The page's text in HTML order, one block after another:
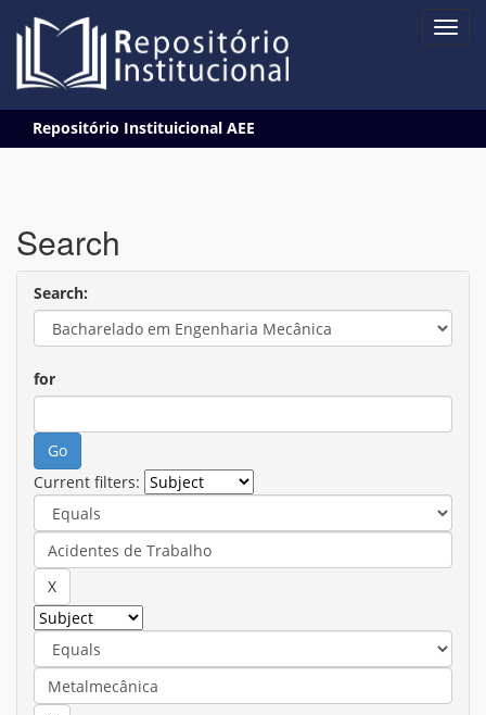
navigation
Repositório Instituicional AEE
Search
Search:
for
Current filters: